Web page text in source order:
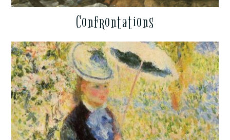
Confrontations